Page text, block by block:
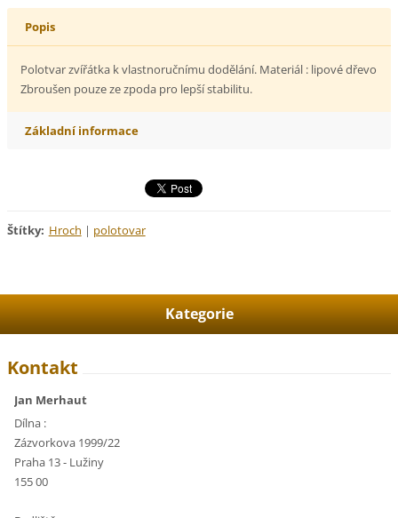
Popis
Polotvar zvířátka k vlastnoručnímu dodělání. Materiál : lipové dřevo
Zbroušen pouze ze zpoda pro lepší stabilitu.
Základní informace
Štítky: Hroch | polotovar
Kategorie
Kontakt
Jan Merhaut
Dílna :
Zázvorkova 1999/22
Praha 13 - Lužiny
155 00